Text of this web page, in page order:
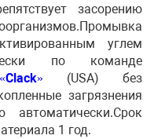
засорению
углем
по команде
«Clack» (USA) без
загрязнения
1 год.